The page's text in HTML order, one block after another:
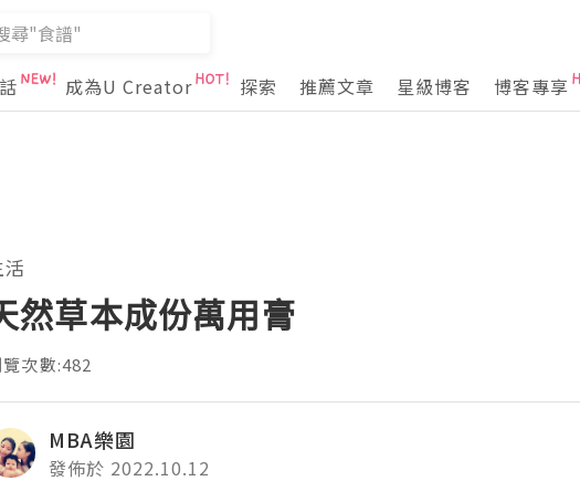
成為U Creator 探索 推薦文章 星級博客 博客專享
活
然草本成份萬用膏
次數:482
MBA樂園
發佈於 2022.10.12